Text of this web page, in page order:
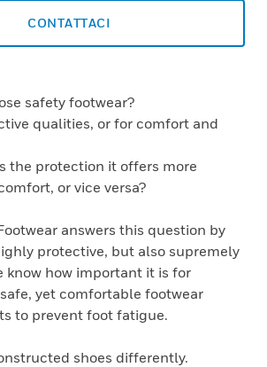
CONTATTACI
safety footwear?
qualities, or for comfort and
the protection it offers more
or vice versa?
answers this question by
protective, but also supremely
know how important it is for
yet comfortable footwear
to prevent foot fatigue.
shoes differently.